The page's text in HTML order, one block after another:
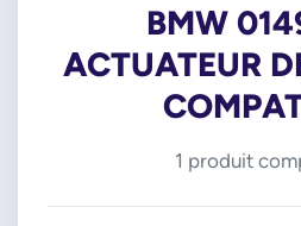
BMW
ACTUATEUR
1 produit